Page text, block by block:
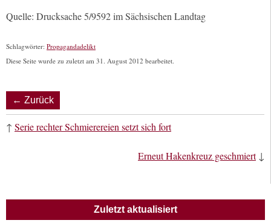
Quelle: Drucksache 5/9592 im Sächsischen Landtag
Schlagwörter: Propagandadelikt
Diese Seite wurde zu zuletzt am 31. August 2012 bearbeitet.
← Zurück
↑ Serie rechter Schmierereien setzt sich fort
Erneut Hakenkreuz geschmiert↓
Zuletzt aktualisiert